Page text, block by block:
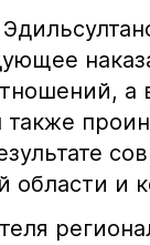
а
также
и